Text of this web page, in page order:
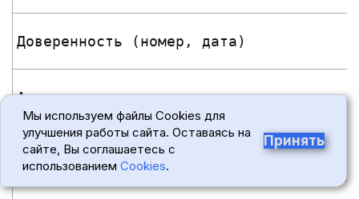
Доверенность (номер, дата)
Адрес регистрации по месту жительства
Номер телефона
Мы используем файлы Cookies для
улучшения работы сайта. Оставаясь на
сайте, Вы соглашаетесь с
использованием Cookies.
Принять